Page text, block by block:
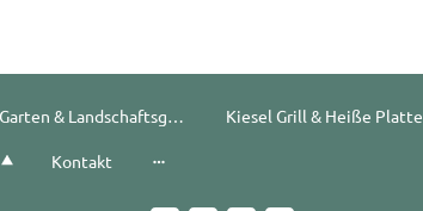
Kiesel Garten & Landschaftsgestaltung Kiesel Grill & Heiße Platte
Kontakt